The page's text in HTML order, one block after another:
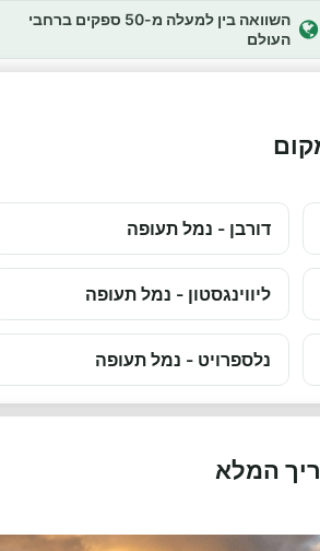
השוואה בין למעלה מ-50 ספקים ברחבי
העולם
דורבן - נמל תעופה
ליווינגסטון - נמל תעופה
נלספרויט - נמל תעופה
המלא